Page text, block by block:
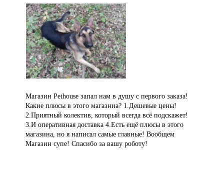
Магазин Pethouse запал нам в душу с первого заказа!
Какие плюсы в этого магазниа? 1.Дешевые цены!
2.Приятный колектив, который всегда всё подскажет!
3.И оперативная доставка 4.Есть ещё плюсы в этого
магазина, но я написал самые главные! Вообщем
Магазин супе! Спасибо за вашу роботу!